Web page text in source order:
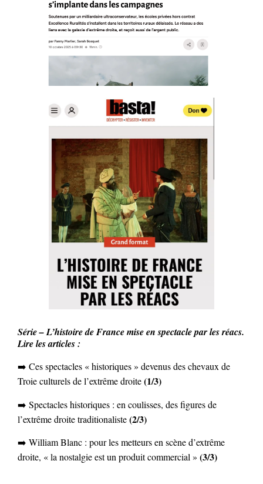
Série – L’histoire de France mise en spectacle par les réacs.
Lire les articles :
➡️ Ces spectacles « historiques » devenus des chevaux de
Troie culturels de l’extrême droite(1/3)
➡️ Spectacles historiques : en coulisses, des figures de
l’extrême droite traditionaliste(2/3)
➡️ William Blanc : pour les metteurs en scène d’extrême
droite, « la nostalgie est un produit commercial » (3/3)